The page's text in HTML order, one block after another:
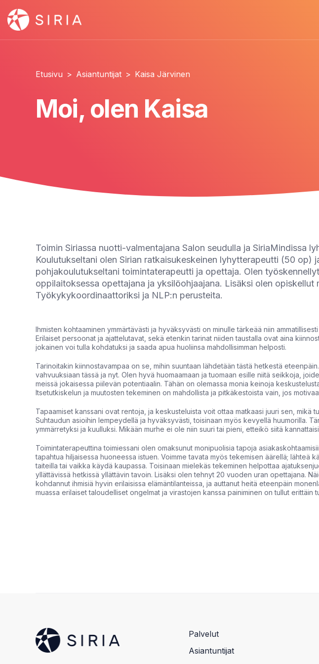
Etusivu > Asiantuntijat > Kaisa Järvinen
Moi, olen Kaisa
Toimin Siriassa nuotti-valmentajana Salon seudulla ja SiriaMindissa
Koulutukseltani olen Sirian ratkaisukeskeinen lyhytterapeutti (50 op)
pohjakoulutukseltani toimintaterapeutti ja opettaja. Olen
oppilaitoksessa opettajana ja yksilöohjaajana. Lisäksi olen opiskellut
Työkykykoordinaattoriksi ja NLP:n perusteita.
Ihmisten kohtaaminen ymmärtävästi ja hyväksyvästi on minulle tärkeää niin
Erilaiset persoonat ja ajattelutavat, sekä etenkin tarinat niiden taustalla ovat aina
jokainen voi tulla kohdatuksi ja saada apua huoliinsa mahdollisimman helposti.
Tarinoitakin kiinnostavampaa on se, mihin suuntaan lähdetään tästä hetkestä
vahvuuksiaan tässä ja nyt. Olen hyvä huomaamaan ja tuomaan esille niitä seikkoja,
meissä jokaisessa piilevän potentiaalin. Tähän on olemassa monia keinoja
Itsetutkiskelun ja muutosten tekeminen on mahdollista ja pitkäkestoista vain, jos
Tapaamiset kanssani ovat rentoja, ja keskusteluista voit ottaa matkaasi juuri sen, mikä
Suhtaudun asioihin lempeydellä ja hyväksyvästi, toisinaan myös kevyellä huumorilla.
ymmärretyksi ja kuulluksi. Mikään murhe ei ole niin suuri tai pieni, etteikö siitä
Toimintaterapeuttina toimiessani olen omaksunut monipuolisia tapoja
tapahtua hiljaisessa huoneessa istuen. Voimme tavata myös tekemisen äärellä; lähteä
taiteilla tai vaikka käydä kaupassa. Toisinaan mielekäs tekeminen helpottaa
yllättävissä hetkissä yllättävin tavoin. Lisäksi olen tehnyt 20 vuoden uran opettajana.
kohdannut ihmisiä hyvin erilaisissa elämäntilanteissa, ja auttanut heitä eteenpäin
muassa erilaiset taloudelliset ongelmat ja virastojen kanssa painiminen on tullut erittäin
Palvelut
Asiantuntijat